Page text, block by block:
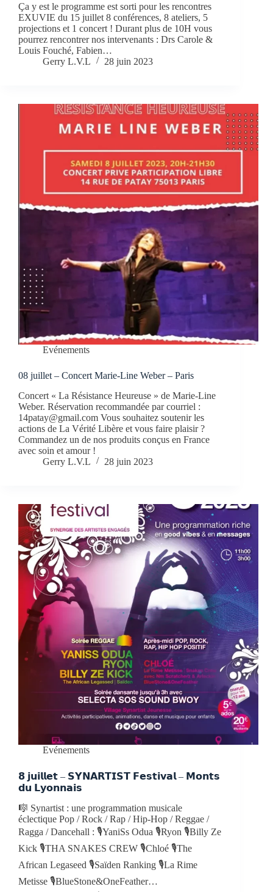
Ça y est le programme est sorti pour les rencontres
EXUVIE du 15 juillet 8 conférences, 8 ateliers, 5
projections et 1 concert ! Durant plus de 10H vous
pourrez rencontrer nos intervenants : Drs Carole &
Louis Fouché, Fabien…
Gerry L.V.L
28 juin 2023
Evénements
08 juillet – Concert Marie-Line Weber – Paris
Concert « La Résistance Heureuse » de Marie-Line
Weber. Réservation recommandée par courriel :
14patay@gmail.com Vous souhaitez soutenir les
actions de La Vérité Libère et vous faire plaisir ?
Commandez un de nos produits conçus en France
avec soin et amour !
Gerry L.V.L
28 juin 2023
Evénements
𝟴 𝗷𝘂𝗶𝗹𝗹𝗲𝘁 – 𝗦𝗬𝗡𝗔𝗥𝗧𝗜𝗦𝗧 𝗙𝗲𝘀𝘁𝗶𝘃𝗮𝗹 – 𝗠𝗼𝗻𝘁𝘀
𝗱𝘂 𝗟𝘆𝗼𝗻𝗻𝗮𝗶𝘀
🎼 Synartist : une programmation musicale
éclectique Pop / Rock / Rap / Hip-Hop / Reggae /
Ragga / Dancehall : 🎙YaniSs Odua 🎙Ryon 🎙Billy Ze
Kick 🎙THA SNAKES CREW 🎙Chloé 🎙The
African Legaseed 🎙Saïden Ranking 🎙La Rime
Metisse 🎙BlueStone&OneFeather…